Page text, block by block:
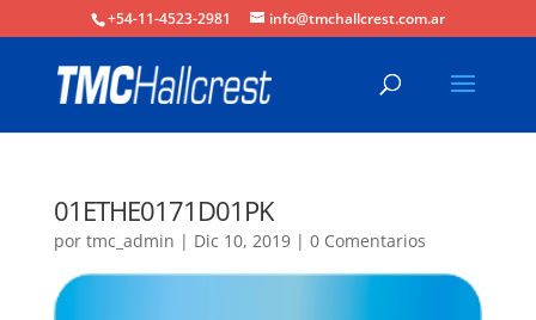
+54-11-4523-2981 info@tmchallcrest.com.ar
01ETHE0171D01PK
por tmc_admin | Dic 10, 2019| 0 Comentarios